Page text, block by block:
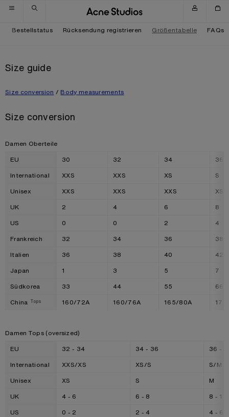
Zur Navigation wechseln
Zum Hauptinhalt wechseln
Zum Footer wechseln
Bestellstatus Rücksendung registrieren Größentabelle FAQs
Size guide
Size conversion / Body measurements
Size conversion
Damen Oberteile
EU
30 32 34
36
International
XXS XXS XS
S
Unisex
XXS XXS XXS
XS
UK
2 4 6
8
US
0 0 2
4
Frankreich
32 34 36
38
Italien
36 38 40
42
Japan
1 3 5
7
Südkorea
33 44 55
66
China Tops 160/72A 160/76A 165/80A
Damen Tops (oversized)
EU
32 - 34 34 - 36
36 -
International
XXS/XS XS/S
S/M
Unisex
XS S
M
UK
4 - 6 6 - 8
8 - 10
US
0 - 2 2 - 4
4 - 6